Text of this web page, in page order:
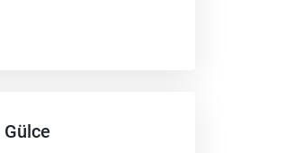
Gülce